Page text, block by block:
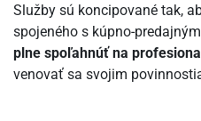
Služby sú koncipované tak,
spojeného s kúpno-
plne spoľahnúť na
venovať sa svojim